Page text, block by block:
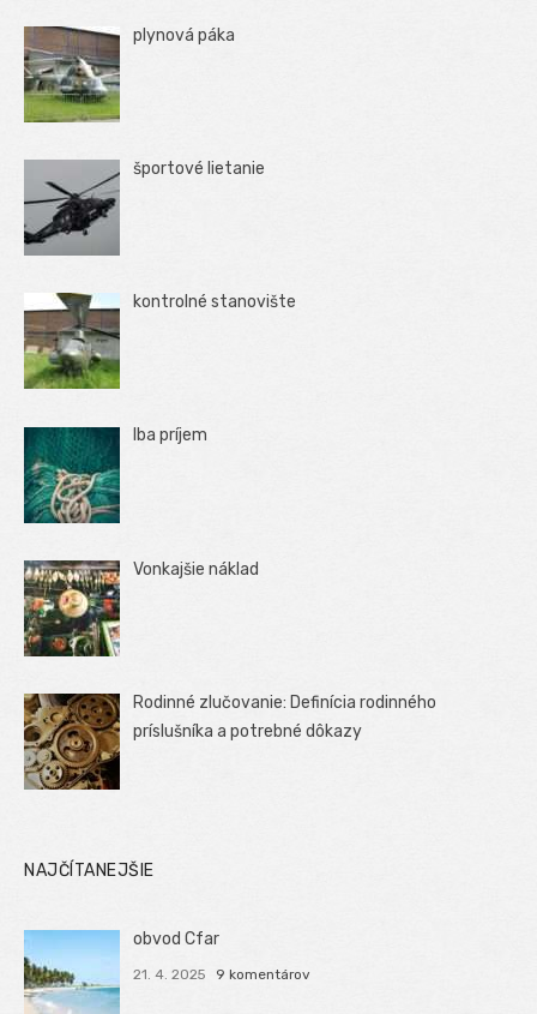
plynová páka
športové lietanie
kontrolné stanovište
Iba príjem
Vonkajšie náklad
Rodinné zlučovanie: Definícia rodinného
príslušníka a potrebné dôkazy
NAJČÍTANEJŠIE
obvod Cfar
21. 4. 2025 9 komentárov